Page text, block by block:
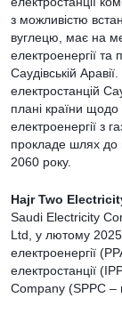
з можливістю
вуглецю, має на
електроенергії та
Саудівській
електростанцій
плані країни
електроенергії з
прокладе шлях до
2060 року.
Hajr Two
Saudi Electricity
Ltd, у лютому 2025
електроенергії
електростанції
Company (SPPC –